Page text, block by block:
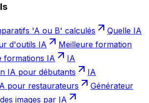
'A ou B' calculés
Quelle IA
d'outils IA
Meilleure formation
formations IA
IA
IA pour débutants
IA
pour restaurateurs
Générateur
images par IA